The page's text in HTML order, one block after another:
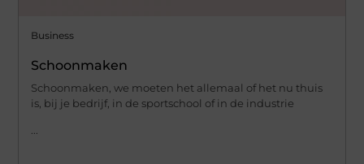
Business
Schoonmaken
Schoonmaken, we moeten het allemaal of het nu thuis
is, bij je bedrijf, in de sportschool of in de industrie